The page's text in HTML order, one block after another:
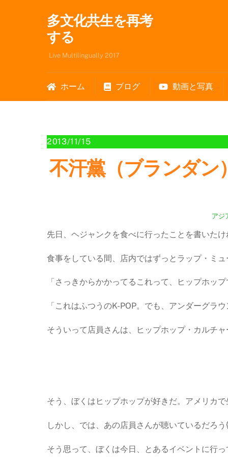
多文化共生を再考
する
Live Multilingually 2017
ホーム ブログ 動画と写真
2013/11/15
不汗黨（ブランダン
アジ
先日、ヘジャンクを食べに行ったことを書いたけ
食事をしている間、店内ではずっとラップ・ミ
「さっきからかかってるこれって、ヒップホップ
「これはふつうのK-POP。でも、アンダーグラ
そういって店員さんは、ヒップホップ・カルチ
そう、ぼくはヒップホップが好きだ。アメリカ
しかし、では、あの店員さんが聴いているだろ
そう思って、ぼくは今日、とあるイベントに行